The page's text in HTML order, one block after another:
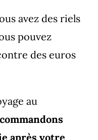
avez des riels
pouvez
des euros
au
après votre